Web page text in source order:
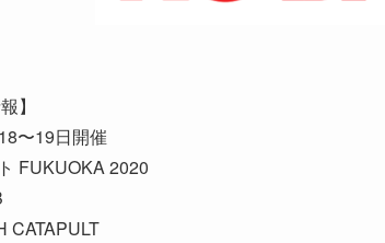
】
〜19日開催
FUKUOKA 2020
CATAPULT